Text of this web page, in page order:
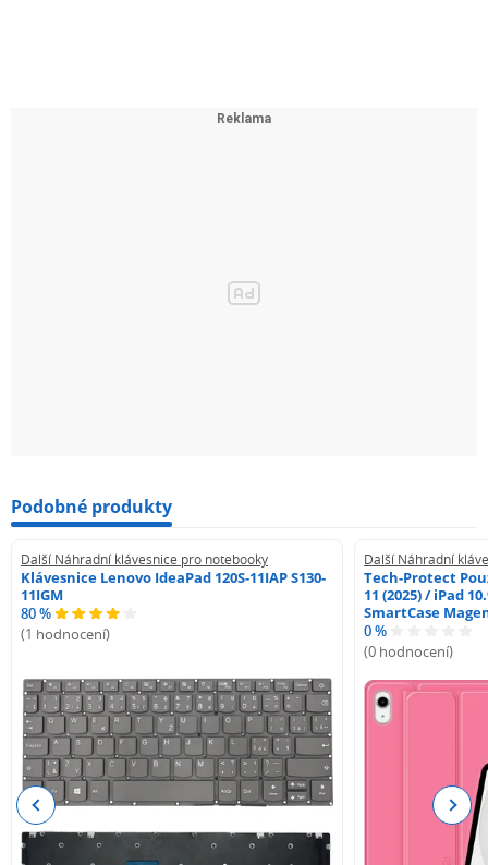
Podobné produkty
Další Náhradní klávesnice pro notebooky
Klávesnice Lenovo IdeaPad 120S-11IAP S130-
11IGM
80 %
(1 hodnocení)
Další Náhradní
Tech-Protect
11 (2025) / iPad
SmartCase
0 %
(0 hodnocení)
Previous Next